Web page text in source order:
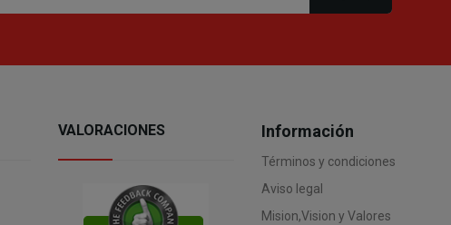
VALORACIONES Información
Términos y condiciones
Aviso legal
Mision,Vision y Valores